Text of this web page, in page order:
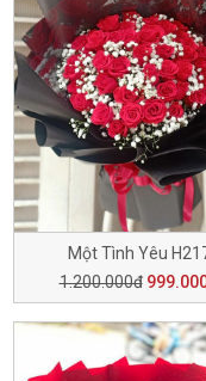
Một Tình Yêu
1.200.000đ